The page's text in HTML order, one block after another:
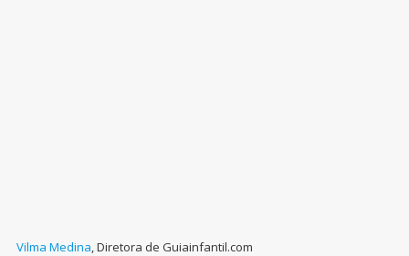
Vilma Medina,Diretora de Guiainfantil.com